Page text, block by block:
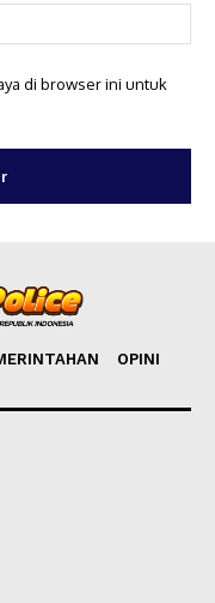
di browser ini untuk
OPINI